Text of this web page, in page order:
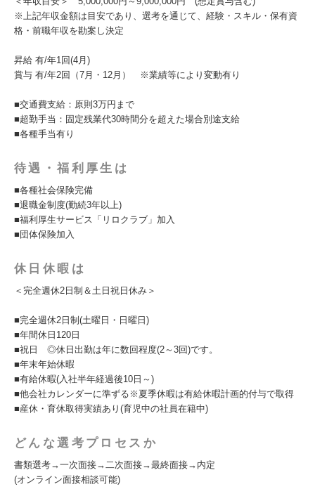
※上記年収金額は目安であり、選考を通じて、経験・スキル・保有資
格・前職年収を勘案し決定
昇給 有/年1回(4月)
賞与 有/年2回（7月・12月） ※業績等により変動有り
■交通費支給：原則3万円まで
■超勤手当：固定残業代30時間分を超えた場合別途支給
■各種手当有り
待遇・福利厚生は
■各種社会保険完備
■退職金制度(勤続3年以上)
■福利厚生サービス「リロクラブ」加入
■団体保険加入
休日休暇は
＜完全週休2日制＆土日祝日休み＞
■完全週休2日制(土曜日・日曜日)
■年間休日120日
■祝日 ◎休日出勤は年に数回程度(2～3回)です。
■年末年始休暇
■有給休暇(入社半年経過後10日～)
■他会社カレンダーに準ずる※夏季休暇は有給休暇計画的付与で取得
■産休・育休取得実績あり(育児中の社員在籍中)
どんな選考プロセスか
書類選考→一次面接→二次面接→最終面接→内定
(オンライン面接相談可能)